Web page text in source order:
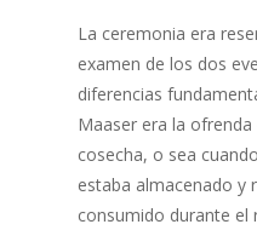
La ceremonia era
examen de los dos
diferencias
Maaser era la
cosecha, o sea
estaba almacenado y
consumido durante el